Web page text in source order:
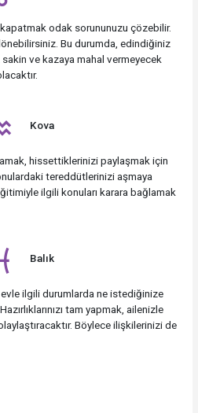
kapatmak odak sorununuzu çözebilir.
Bu durumda, edindiğiniz
ve kazaya mahal vermeyecek
Kova
hissettiklerinizi paylaşmak için
tereddütlerinizi aşmaya
ilgili konuları karara bağlamak
Balık
ilgili durumlarda ne istediğinize
tam yapmak, ailenizle
Böylece ilişkilerinizi de